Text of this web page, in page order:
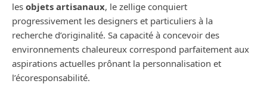
les objets artisanaux, le zellige conquiert
progressivement les designers et particuliers à la
recherche d’originalité. Sa capacité à concevoir des
environnements chaleureux correspond parfaitement aux
aspirations actuelles prônant la personnalisation et
l’écoresponsabilité.